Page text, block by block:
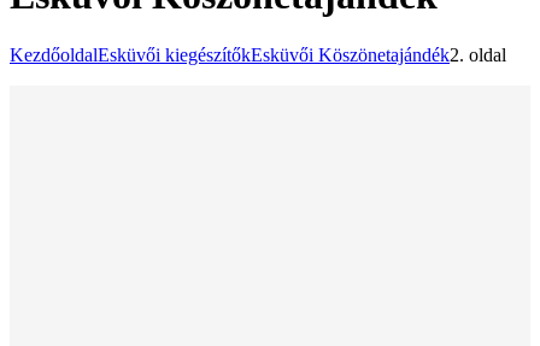
KezdőoldalEsküvői kiegészítőkEsküvői Köszönetajándék2. oldal